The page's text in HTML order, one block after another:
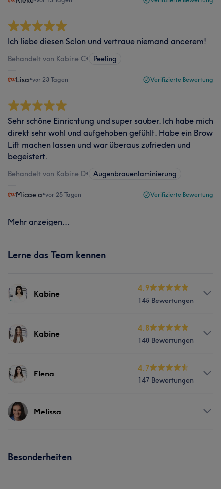
Ich liebe diesen Salon und vertraue niemand anderem!
Behandelt von Kabine C• Peeling
Lisa•vor 23 Tagen Verifizierte Bewertung
Sehr schöne Einrichtung und super sauber. Ich habe mich
direkt sehr wohl und aufgehoben gefühlt. Habe ein Brow
Lift machen lassen und war überaus zufrieden und
begeistert.
Behandelt von Kabine D• Augenbrauenlaminierung
Micaela•vor 25 Tagen Verifizierte Bewertung
Mehr anzeigen...
Lerne das Team kennen
Kabine
4.9
145 Bewertungen
Services
Portfolio
Kabine
4.8
140 Bewertungen
Services
Portfolio
Elena
4.7
147 Bewertungen
ServicesMelissa
Besonderheiten